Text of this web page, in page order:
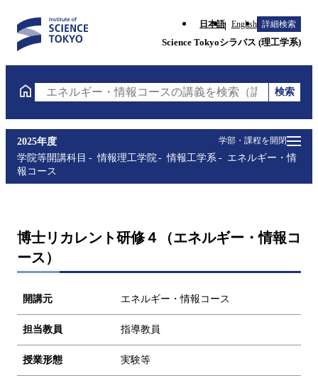
日本語 English 詳細検索
Science Tokyoシラバス (理工学系)
エネルギー・情報コースの講義を検索（講義名・科
検索
学部・課程を開閉
2025年度
学院等開講科目
情報理工学院 情報工学系
エネルギー・情
報コース
博士リカレント研修４（エネルギー・情報コ
ース）
開講元 エネルギー・情報コース
担当教員 指導教員
授業形態 実験等